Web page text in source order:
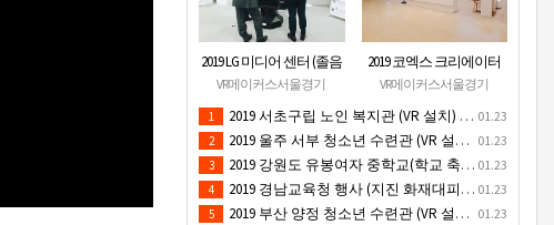
2019 LG 미디어 센터 (졸음
운전/ 음주운전 체험 행
사) VR 체험 - VR 렌탈대여
행사
VR메이커스서울경기
2019 코엑스 크리에이터
페스티벌 VR체험 부스 (인
기 VR 체험) - VR렌탈대여
행사
VR메이커스서울경기
01.23
1 2019 서초구립 노인 복지관 (VR 설치) - VR 구축 판매
01.23
2 2019 울주 서부 청소년 수련관 (VR 설치) - VR 구축 판매
01.23
3 2019 강원도 유봉여자 중학교(학교 축제 행사 / 인기 VR 컨텐츠 ) - VR렌탈대여 행사
01.23
4 2019 경남교육청 행사 (지진 화재대피 / VR 체험) _ VR 렌탈대여행사
01.23
5 2019 부산 양정 청소년 수련관 (VR 설치) - VR구축 판매